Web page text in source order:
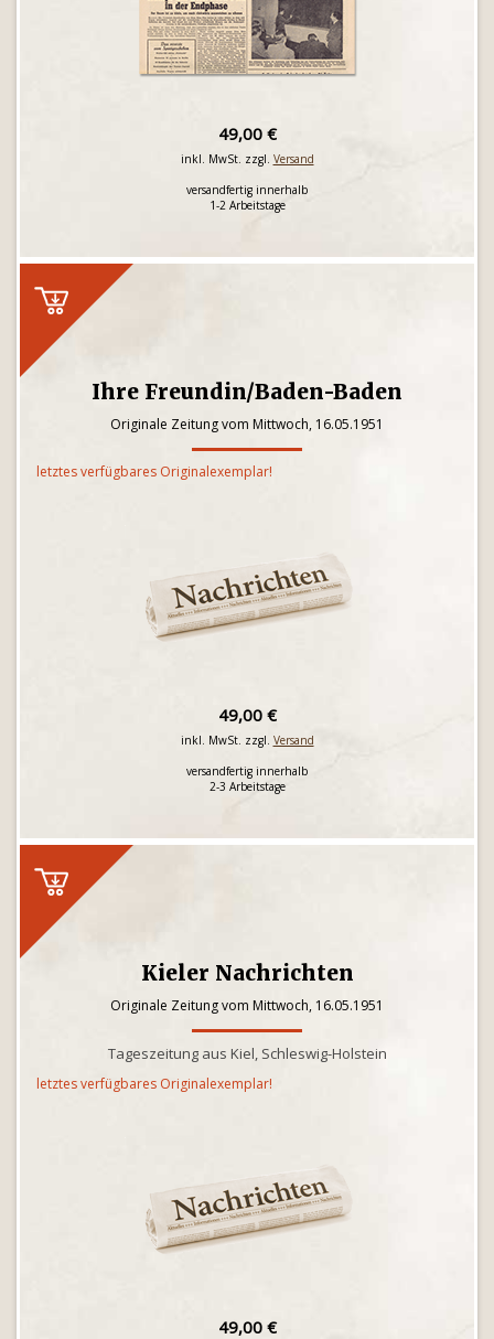
49,00 €
inkl. MwSt. zzgl. Versand
versandfertig innerhalb
1-2 Arbeitstage
Ihre Freundin/Baden-Baden
Originale Zeitung vom Mittwoch, 16.05.1951
letztes verfügbares Originalexemplar!
49,00 €
inkl. MwSt. zzgl. Versand
versandfertig innerhalb
2-3 Arbeitstage
Kieler Nachrichten
Originale Zeitung vom Mittwoch, 16.05.1951
Tageszeitung aus Kiel, Schleswig-Holstein
letztes verfügbares Originalexemplar!
49,00 €